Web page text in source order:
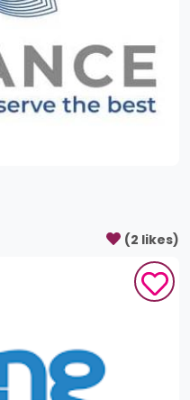
(2 likes)